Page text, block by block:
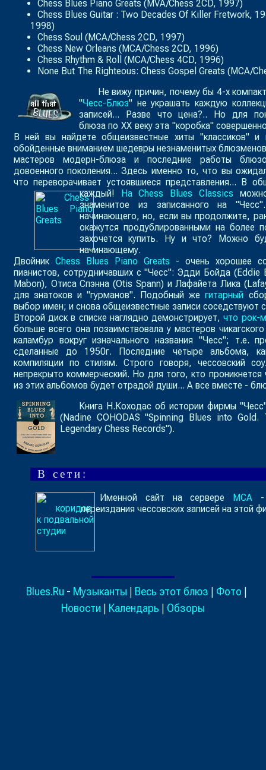
Chess Blues Piano Greats (MVA/Chess 2CD, 1997)
Chess Blues Guitar : Two Decades Of Killer Fretwork,
1998)
Chess Soul (MCA/Chess 2CD, 1997)
Chess New Orleans (MCA/Chess 2CD, 1996)
Chess Rhythm & Roll
(MCA/Chess 4CD, 1996)
None But The Righteous: Chess Gospel Greats (MCA/
Не вижу причин, почему бы 4-х
"Чесс-Блюз" не украшать каждую
записей... Разве что цена?.. Но для
блюза по ХХ веку эта "коробка"
В ней вы найдете общеизвестные хиты "классиков" и
обойденные вниманием шедевры незнаменитых
мастеров модерн-блюза и последние работы
довоенного поколения... Здесь именно то, что вы
что переворачивает устоявшиеся представления... В
каждый! На Chess Blues Classics
знаменитое из записанного на
начинающего, но, если вы продолжите,
окажутся продублированными на более
захочется купить. Ну и что? Можно
начинающему.
Двойник Chess Blues Piano Greats - очень хорошее
пианистов, сотрудничавших с "Чесс": Эдди Бойда (Eddie
Mabon), Отиса Спэнна (Otis Spann) и Лафайета Лика (
для знатоков и "гурманов". Подобный жегитарный
выбор имен; и снова общеизвестные записи
Второй диск в списке наглядно демонстрирует,что рок-
больше всего она позаимствовала у мастеров
каламбур вокруг изначального названия "Чесс"; т.е.
сделанные до 1950г. Последние четыре альбома,
компиляции по стилям. Строго говоря, чессовский
непрекрыто коммерческий. Но для того, кто
из этих альбомов будет отрадой души... А все вместе -
Книга Н.Коходас об истории фирмы
(Nadine COHODAS "Spinning Blues into
Legendary Chess Records").
В сети:
Именной сайт на сервере MCA -
переиздания чессовских записей на этой
Blues.Ru - Музыканты Весь этот блюз Фото
Новости
Календарь Обзоры